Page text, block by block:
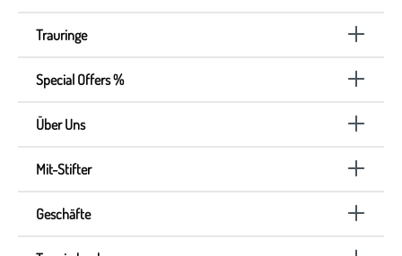
Trauringe
Special Offers %
Über Uns
Mit-Stifter
Geschäfte